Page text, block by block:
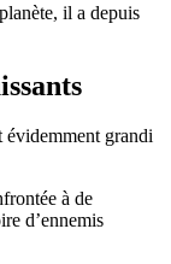
il a depuis
évidemment grandi
à de
d’ennemis